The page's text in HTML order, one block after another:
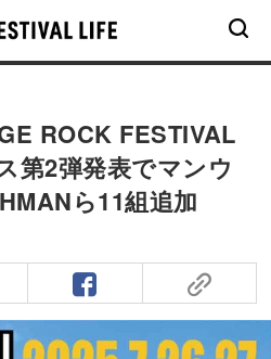
ROCK FESTIVAL
第2弾発表でマンウ
ら11組追加